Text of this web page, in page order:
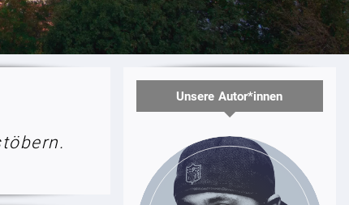
Unsere Autor*innen